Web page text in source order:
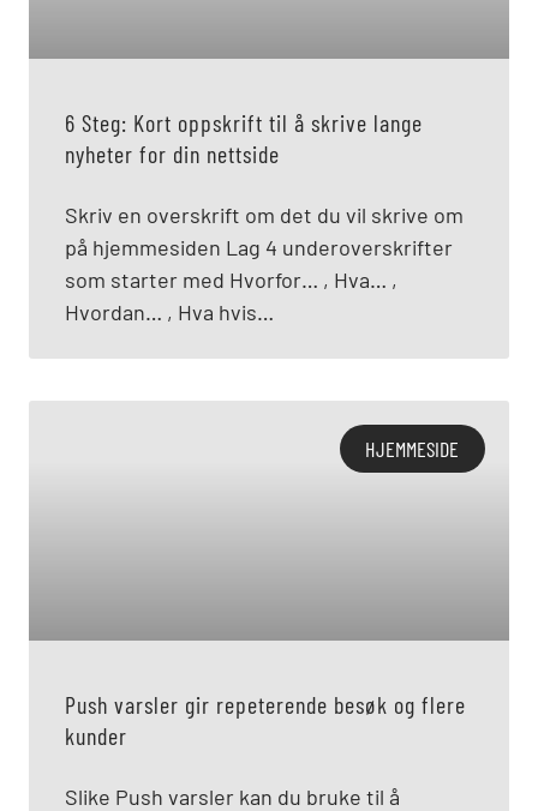
6 Steg: Kort oppskrift til å skrive lange
nyheter for din nettside
Skriv en overskrift om det du vil skrive om
på hjemmesiden Lag 4 underoverskrifter
som starter med Hvorfor… , Hva… ,
Hvordan… , Hva hvis…
HJEMMESIDE
Push varsler gir repeterende besøk og flere
kunder
Slike Push varsler kan du bruke til å